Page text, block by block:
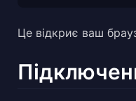
Це відкриє ваш